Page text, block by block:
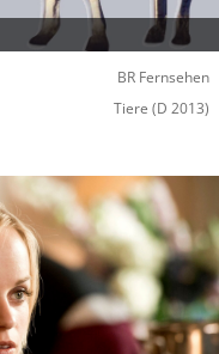
BR Fernsehen
Tiere (D 2013)